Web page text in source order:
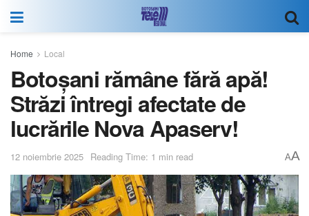
Home Local
Botoșani rămâne fără apă!
Străzi întregi afectate de
lucrările Nova Apaserv!
12 noiembrie 2025 Reading Time: 1 min read AA